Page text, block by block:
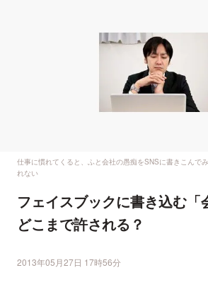
仕事に慣れてくると、ふと会社の愚痴をSNSに書きこんで
れない
フェイスブックに書き込む「
どこまで許される？
2013年05月27日 17時56分